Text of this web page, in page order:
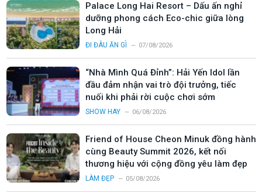
Palace Long Hai Resort – Dấu ấn nghỉ
dưỡng phong cách Eco-chic giữa lòng
Long Hải
ĐI ĐÂU ĂN GÌ 07/08/2026
“Nhà Mình Quá Đỉnh”: Hải Yến Idol lần
đầu đảm nhận vai trò đội trưởng, tiếc
nuối khi phải rời cuộc chơi sớm
SHOW HAY 06/08/2026
Friend of House Cheon Minuk đồng hành
cùng Beauty Summit 2026, kết nối
thương hiệu với cộng đồng yêu làm đẹp
LÀM ĐẸP 05/08/2026